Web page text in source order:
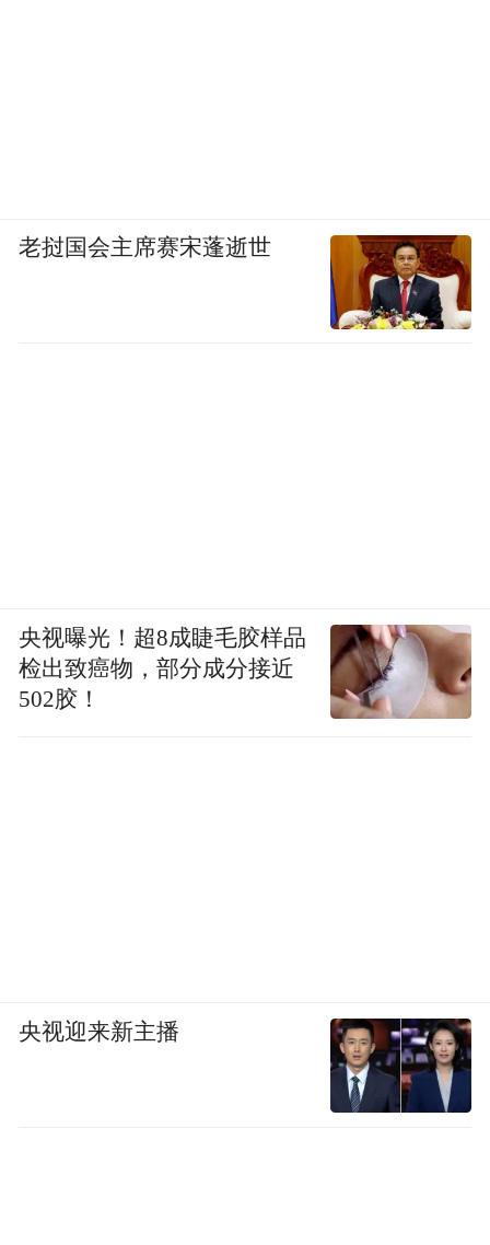
老挝国会主席赛宋蓬逝世
央视曝光！超8成睫毛胶样品
检出致癌物，部分成分接近
502胶！
央视迎来新主播